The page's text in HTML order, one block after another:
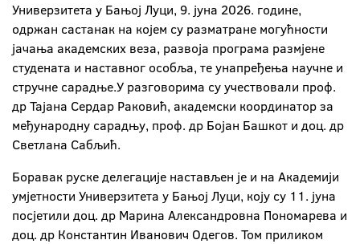
Универзитета у Бањој Луци, 9. јуна 2026. године,
одржан састанак на којем су разматране могућности
јачања академских веза, развоја програма размјене
студената и наставног особља, те унапређења научне и
стручне сарадње.У разговорима су учествовали проф.
др Тајана Сердар Раковић, академски координатор за
међународну сарадњу, проф. др Бојан Башкот и доц. др
Светлана Сабљић.
Боравак руске делегације настављен је и на Академији
умјетности Универзитета у Бањој Луци, коју су 11. јуна
посјетили доц. др Марина Александровна Пономарева и
доц. др Константин Иванович Одегов. Том приликом